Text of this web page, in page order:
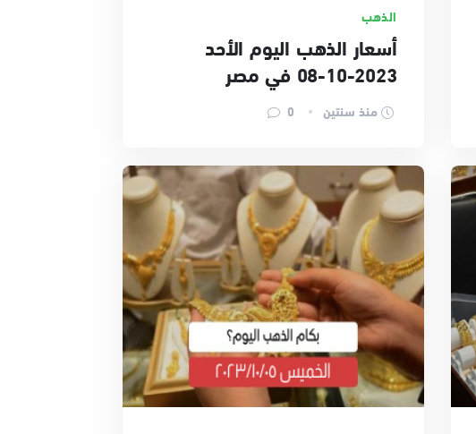
الذهب
أسعار الذهب اليوم الأحد
2023-10-08 في مصر
منذ سنتين